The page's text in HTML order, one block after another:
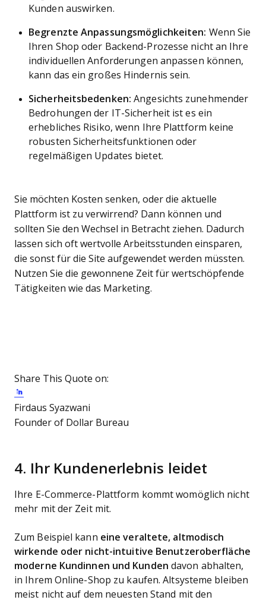
Kunden auswirken.
Begrenzte Anpassungsmöglichkeiten: Wenn Sie
Ihren Shop oder Backend-Prozesse nicht an Ihre
individuellen Anforderungen anpassen können,
kann das ein großes Hindernis sein.
Sicherheitsbedenken: Angesichts zunehmender
Bedrohungen der IT-Sicherheit ist es ein
erhebliches Risiko, wenn Ihre Plattform keine
robusten Sicherheitsfunktionen oder
regelmäßigen Updates bietet.
Sie möchten Kosten senken, oder die aktuelle
Plattform ist zu verwirrend? Dann können und
sollten Sie den Wechsel in Betracht ziehen. Dadurch
lassen sich oft wertvolle Arbeitsstunden einsparen,
die sonst für die Site aufgewendet werden müssten.
Nutzen Sie die gewonnene Zeit für wertschöpfende
Tätigkeiten wie das Marketing.
Share This Quote on:
Share on Twitter
Share on Facebook
Firdaus Syazwani
Founder of Dollar Bureau
4. Ihr Kundenerlebnis leidet
Ihre E-Commerce-Plattform kommt womöglich nicht
mehr mit der Zeit mit.
Zum Beispiel kann eine veraltete, altmodisch
wirkende oder nicht-intuitive Benutzeroberfläche
moderne Kundinnen und Kunden davon abhalten,
in Ihrem Online-Shop zu kaufen. Altsysteme bleiben
meist nicht auf dem neuesten Stand mit den